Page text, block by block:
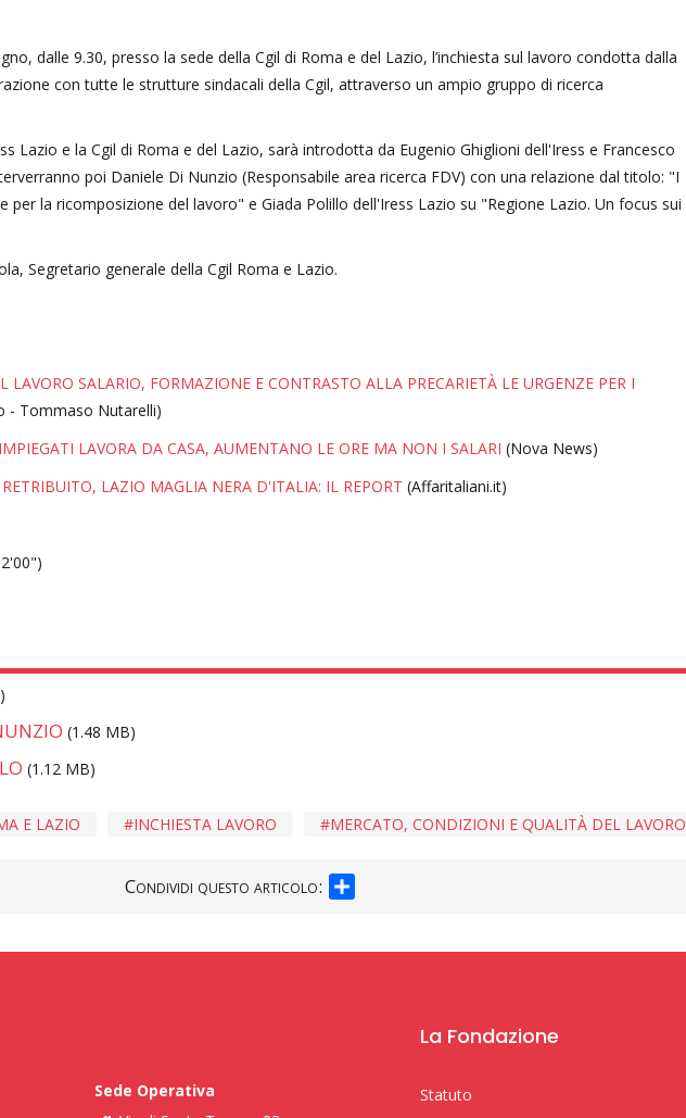
dalle 9.30, presso la sede della Cgil di Roma e del Lazio, l’inchiesta sul lavoro condotta dalla
con tutte le strutture sindacali della Cgil, attraverso un ampio gruppo di ricerca
Lazio e la Cgil di Roma e del Lazio, sarà introdotta da Eugenio Ghiglioni dell'Iress e Francesco
poi Daniele Di Nunzio (Responsabile area ricerca FDV) con una relazione dal titolo: "I
per la ricomposizione del lavoro" e Giada Polillo dell'Iress Lazio su "Regione Lazio. Un focus sui
Segretario generale della Cgil Roma e Lazio.
LAVORO SALARIO, FORMAZIONE E CONTRASTO ALLA PRECARIETÀ LE URGENZE PER I
- Tommaso Nutarelli)
LAVORA DA CASA, AUMENTANO LE ORE MA NON I SALARI (Nova News)
LAZIO MAGLIA NERA D'ITALIA: IL REPORT (Affaritaliani.it)
(1.48 MB)
(1.12 MB)
MERCATO, CONDIZIONI E QUALITÀ DEL LAVORO
INCHIESTA LAVORO
E LAZIO
Condividi questo articolo:
Sede Operativa
La Fondazione
Statuto